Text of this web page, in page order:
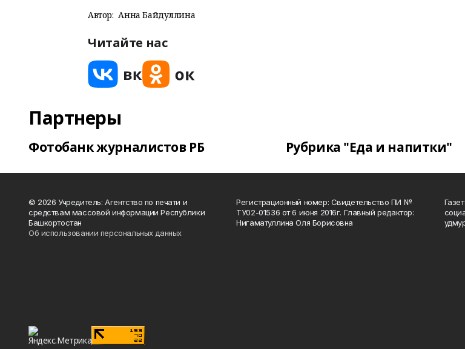
Автор: Анна Байдуллина
Читайте нас
Партнеры
Фотобанк журналистов РБ Рубрика "Еда и напитки"
© 2026 Учредитель: Агентство по печати и
средствам массовой информации Республики
Башкортостан
Об использовании персональных данных
Регистрационный номер: Свидетельство ПИ №
ТУ02-01536 от 6 июня 2016г. Главный редактор:
Нигаматуллина Оля Борисовна